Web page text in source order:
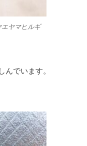
ヤマヒルギ
んでいます。